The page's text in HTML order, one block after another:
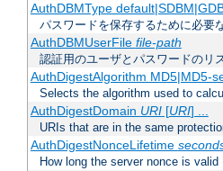
AuthDBMType
パスワードを保存するために必要
AuthDBMUserFile file-path
認証用のユーザとパスワードのリ
AuthDigestAlgorithm MD5|MD5-
Selects the algorithm used to
AuthDigestDomain URI[URI] ...
URIs that are in the same
AuthDigestNonceLifetime
How long the server nonce is valid